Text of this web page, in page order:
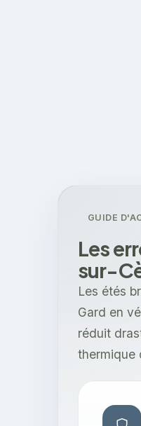
GUIDE
Les
sur-
Les étés
Gard en
réduit
thermique